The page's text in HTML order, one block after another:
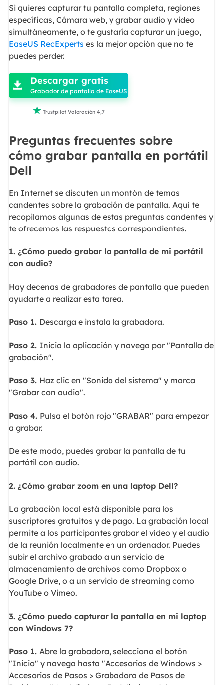
Si quieres capturar tu pantalla completa, regiones
específicas, Cámara web, y grabar audio y video
simultáneamente, o te gustaría capturar un juego,
EaseUS RecExperts es la mejor opción que no te
puedes perder.

 Descargar gratis
Grabador de pantalla de EaseUS
 Trustpilot Valoración 4,7
Preguntas frecuentes sobre
cómo grabar pantalla en portátil
Dell
En Internet se discuten un montón de temas
candentes sobre la grabación de pantalla. Aquí te
recopilamos algunas de estas preguntas candentes y
te ofrecemos las respuestas correspondientes.
1. ¿Cómo puedo grabar la pantalla de mi portátil
con audio?
Hay decenas de grabadores de pantalla que pueden
ayudarte a realizar esta tarea.
Paso 1. Descarga e instala la grabadora.
Paso 2. Inicia la aplicación y navega por "Pantalla de
grabación".
Paso 3. Haz clic en "Sonido del sistema" y marca
"Grabar con audio".
Paso 4. Pulsa el botón rojo "GRABAR" para empezar
a grabar.
De este modo, puedes grabar la pantalla de tu
portátil con audio.
2. ¿Cómo grabar zoom en una laptop Dell?
La grabación local está disponible para los
suscriptores gratuitos y de pago. La grabación local
permite a los participantes grabar el vídeo y el audio
de la reunión localmente en un ordenador. Puedes
subir el archivo grabado a un servicio de
almacenamiento de archivos como Dropbox o
Google Drive, o a un servicio de streaming como
YouTube o Vimeo.
3. ¿Cómo puedocapturar la pantalla en mi laptop
con Windows 7?
Paso 1. Abre la grabadora, selecciona el botón
"Inicio" y navega hasta "Accesorios de Windows >
Accesorios de Pasos > Grabadora de Pasos de